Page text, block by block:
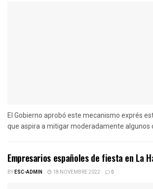
El Gobierno aprobó este mecanismo exprés
que aspira a mitigar moderadamente algunos
Empresarios españoles de fiesta en La
BYESC-ADMIN 18 NOVEMBRE 2022 0